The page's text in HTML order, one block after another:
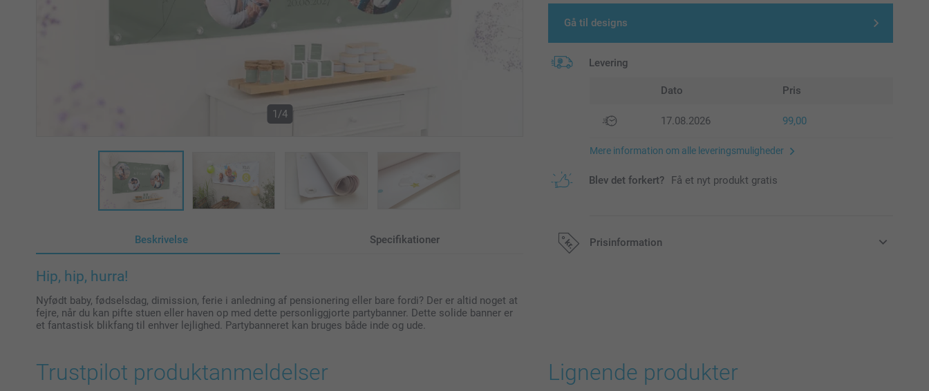
1/4
Beskrivelse Specifikationer
Hip, hip, hurra!
Nyfødt baby, fødselsdag, dimission, ferie i anledning af pensionering eller bare fordi? Der er altid noget at
fejre, når du kan pifte stuen eller haven op med dette personliggjorte partybanner. Dette solide banner er
et fantastisk blikfang til enhver lejlighed. Partybanneret kan bruges både inde og ude.
Gå til designs
Levering
Dato Pris
17.08.2026 99,00
Mere information om alle leveringsmuligheder
Blev det forkert? Få et nyt produkt gratis
Prisinformation
Trustpilot produktanmeldelser Lignende produkter